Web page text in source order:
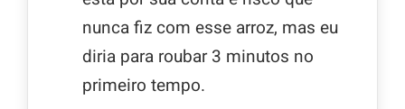
nunca fiz com esse arroz, mas eu
diria para roubar 3 minutos no
primeiro tempo.